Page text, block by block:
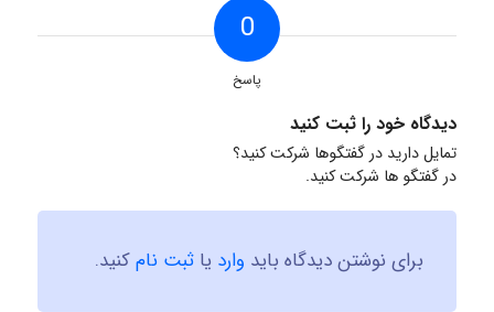
0
پاسخ
دیدگاه خود را ثبت کنید
تمایل دارید در گفتگوها شرکت کنید؟
در گفتگو ها شرکت کنید.
برای نوشتن دیدگاه باید وارد یا ثبت نامکنید.